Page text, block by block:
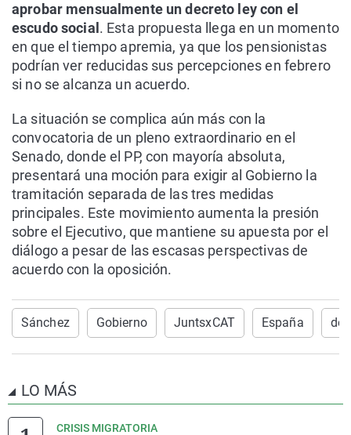
aprobar mensualmente un decreto ley con el
escudo social . Esta propuesta llega en un momento
en que el tiempo apremia, ya que los pensionistas
podrían ver reducidas sus percepciones en febrero
si no se alcanza un acuerdo.
La situación se complica aún más con la
convocatoria de un pleno extraordinario en el
Senado, donde el PP, con mayoría absoluta,
presentará una moción para exigir al Gobierno la
tramitación separada de las tres medidas
principales. Este movimiento aumenta la presión
sobre el Ejecutivo, que mantiene su apuesta por el
diálogo a pesar de las escasas perspectivas de
acuerdo con la oposición.
Sánchez Gobierno JuntsxCAT España
LO MÁS
CRISIS MIGRATORIA